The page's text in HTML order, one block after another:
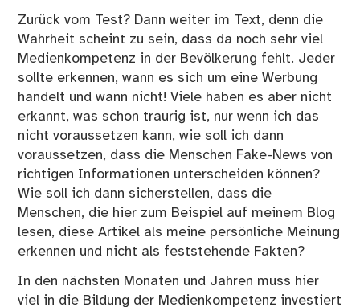
Zurück vom Test? Dann weiter im Text, denn die
Wahrheit scheint zu sein, dass da noch sehr viel
Medienkompetenz in der Bevölkerung fehlt. Jeder
sollte erkennen, wann es sich um eine Werbung
handelt und wann nicht! Viele haben es aber nicht
erkannt, was schon traurig ist, nur wenn ich das
nicht voraussetzen kann, wie soll ich dann
voraussetzen, dass die Menschen Fake-News von
richtigen Informationen unterscheiden können?
Wie soll ich dann sicherstellen, dass die
Menschen, die hier zum Beispiel auf meinem Blog
lesen, diese Artikel als meine persönliche Meinung
erkennen und nicht als feststehende Fakten?
In den nächsten Monaten und Jahren muss hier
viel in die Bildung der Medienkompetenz investiert